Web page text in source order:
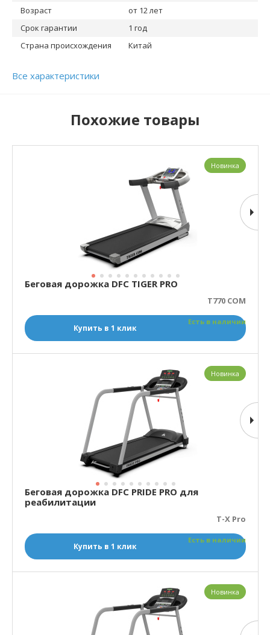
Возраст
от 12 лет
Срок гарантии
1 год
Страна происхождения
Китай
Все характеристики
Похожие товары
Беговая дорожка DFC TIGER PRO
T770 COM
Есть в наличии
Купить в 1 клик
Новинка
Беговая дорожка DFC PRIDE PRO для
реабилитации
T-X Pro
Есть в наличии
Купить в 1 клик
Новинка
Новинка